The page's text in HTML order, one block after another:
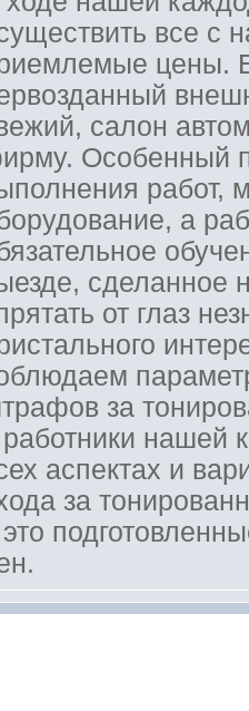
все с
цены.
салон
Особенный
работ,
а
сделанное
от глаз
за
нашей
аспектах и
за